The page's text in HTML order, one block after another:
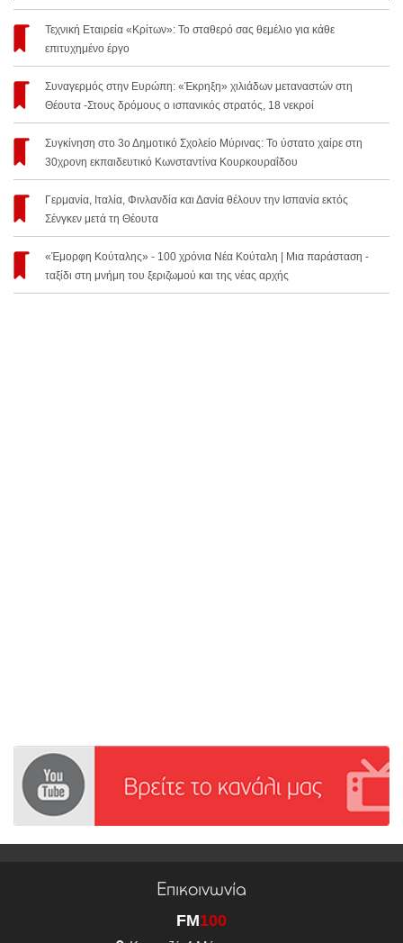
Τεχνική Εταιρεία «Κρίτων»: Το σταθερό σας θεμέλιο για κάθε
επιτυχημένο έργο
Συναγερμός στην Ευρώπη: «Έκρηξη» χιλιάδων μεταναστών στη
Θέουτα -Στους δρόμους ο ισπανικός στρατός, 18 νεκροί
Συγκίνηση στο 3ο Δημοτικό Σχολείο Μύρινας: Το ύστατο χαίρε στη
30χρονη εκπαιδευτικό Κωνσταντίνα Κουρκουραΐδου
Γερμανία, Ιταλία, Φινλανδία και Δανία θέλουν την Ισπανία εκτός
Σένγκεν μετά τη Θέουτα
«Έμορφη Κούταλης» - 100 χρόνια Νέα Κούταλη | Μια παράσταση -
ταξίδι στη μνήμη του ξεριζωμού και της νέας αρχής
Επικοινωνία
FM100